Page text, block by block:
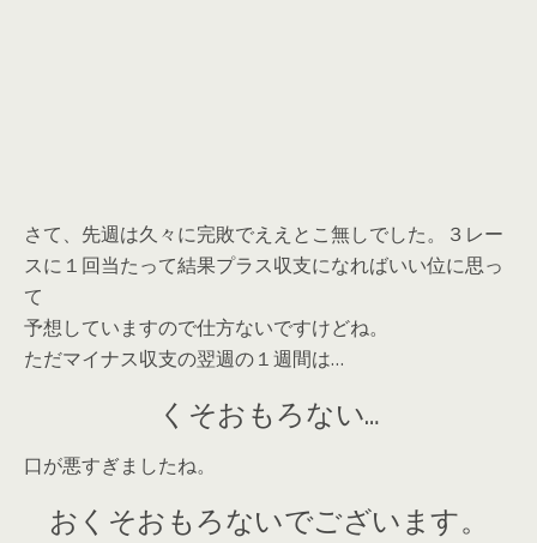
さて、先週は久々に完敗でええとこ無しでした。３レー
スに１回当たって結果プラス収支になればいい位に思っ
て
予想していますので仕方ないですけどね。
ただマイナス収支の翌週の１週間は…
くそおもろない…
口が悪すぎましたね。
おくそおもろないでございます。